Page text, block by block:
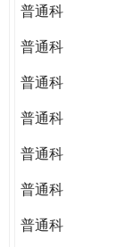
普通科
普通科
普通科
普通科
普通科
普通科
普通科